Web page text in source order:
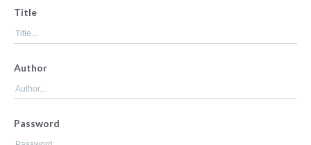
Title
Author
Password